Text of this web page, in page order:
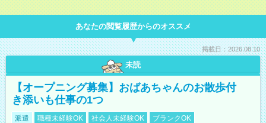
あなたの閲覧履歴からのオススメ
掲載日：2026.08.10
未読
【オープニング募集】おばあちゃんのお散歩付
き添いも仕事の1つ
派遣 職種未経験OK 社会人未経験OK
ブランクOK